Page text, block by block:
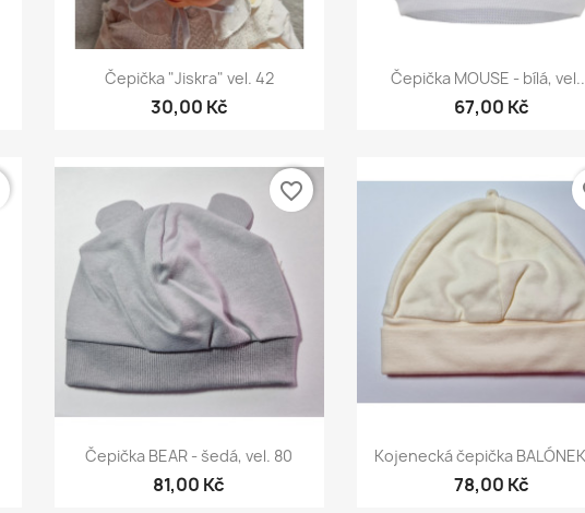
Rychlý náhled
Čepička "Jiskra" vel. 42
30,00 Kč
Rychlý náhled
Čepička MOUSE - bílá,
67,00 Kč
Rychlý náhled
Čepička BEAR - šedá, vel. 80
81,00 Kč
favorite_border
Rychlý náhled
Kojenecká čepička
78,00 Kč